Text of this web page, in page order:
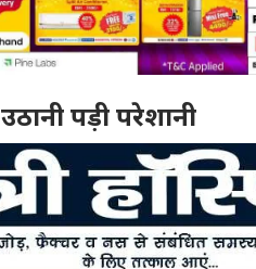
पड़ी परेशानी